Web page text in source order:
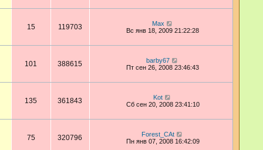
15 119703
Max
Вс янв 18, 2009 21:22:28
101 388615
barby67
Пт сен 26, 2008 23:46:43
135 361843
Kot
Сб сен 20, 2008 23:41:10
75 320796
Forest_CAt
Пн янв 07, 2008 16:42:09